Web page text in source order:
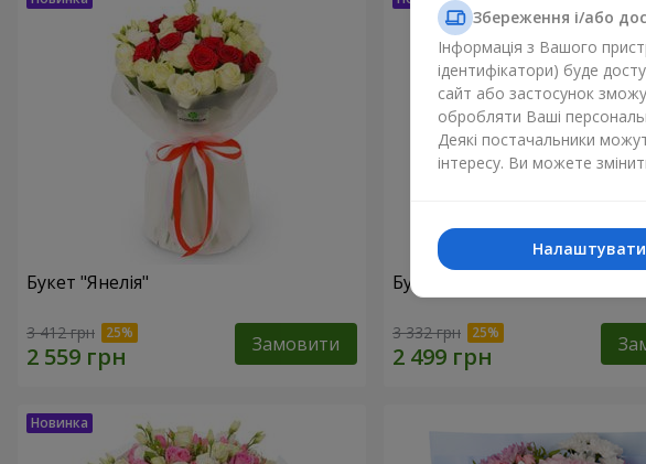
Букет "Янелія"
3 412 грн Замовити
Букет "Щирість"
3 332 грн
Збереження і/або
Інформація з Вашого
ідентифікатори) буде
сайт або застосунок
обробляти Ваші
Деякі постачальники
інтересу. Ви можете
Налаштувати